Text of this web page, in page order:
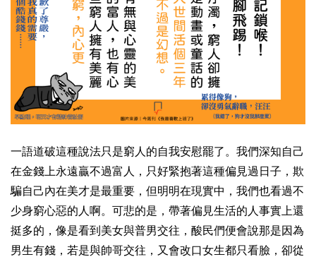
一語道破這種說法只是窮人的自我安慰罷了。我們深知自己
在金錢上永遠贏不過富人，只好緊抱著這種偏見過日子，欺
騙自己內在美才是最重要，但明明在現實中，我們也看過不
少身窮心惡的人啊。可悲的是，帶著偏見生活的人事實上還
挺多的，像是看到美女與普男交往，酸民們便會說那是因為
男生有錢，若是與帥哥交往，又會改口女生都只看臉，卻從